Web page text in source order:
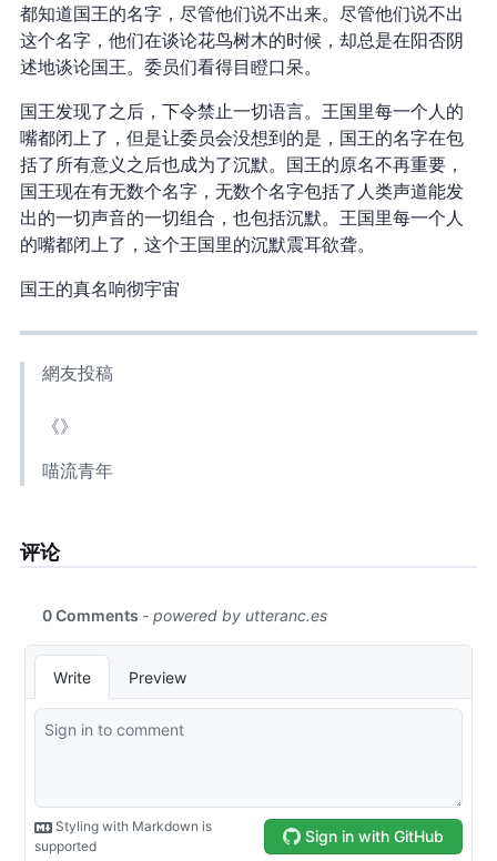
都知道国王的名字，尽管他们说不出来。尽管他们说不出
这个名字，他们在谈论花鸟树木的时候，却总是在阳否阴
述地谈论国王。委员们看得目瞪口呆。
国王发现了之后，下令禁止一切语言。王国里每一个人的
嘴都闭上了，但是让委员会没想到的是，国王的名字在包
括了所有意义之后也成为了沉默。国王的原名不再重要，
国王现在有无数个名字，无数个名字包括了人类声道能发
出的一切声音的一切组合，也包括沉默。王国里每一个人
的嘴都闭上了，这个王国里的沉默震耳欲聋。
国王的真名响彻宇宙
網友投稿
《404》
— 喵流青年 (@midwaydude)
评论